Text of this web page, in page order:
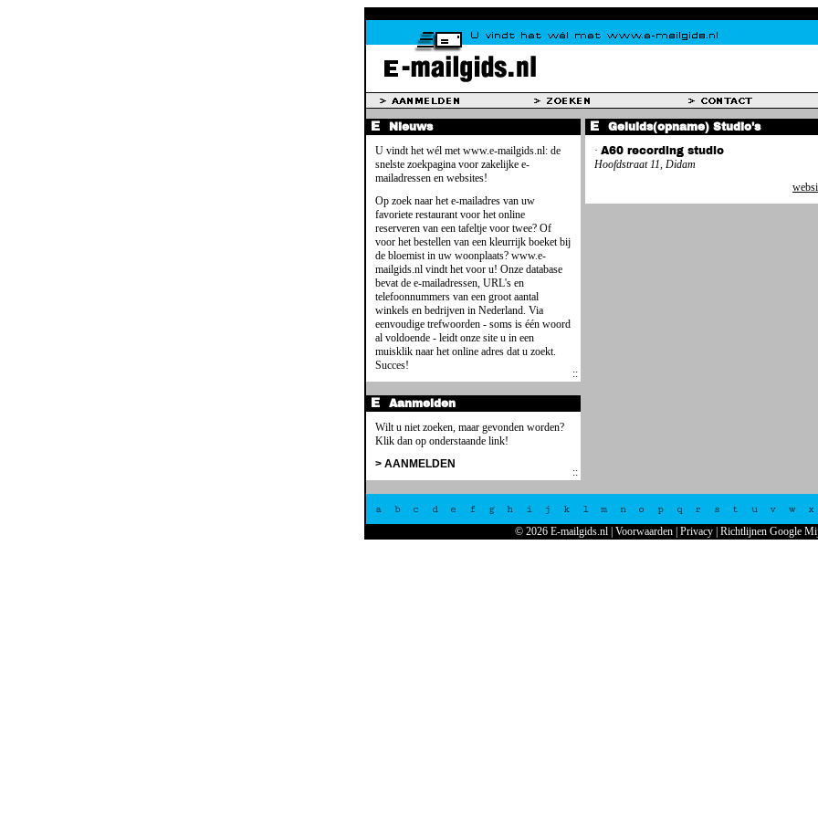
Nieuws
U vindt het wél met www.e-mailgids.nl: de
snelste zoekpagina voor zakelijke e-
mailadressen en websites!
Op zoek naar het e-mailadres van uw
favoriete restaurant voor het online
reserveren van een tafeltje voor twee? Of
voor het bestellen van een kleurrijk boeket bij
de bloemist in uw woonplaats? www.e-
mailgids.nl vindt het voor u! Onze database
bevat de e-mailadressen, URL's en
telefoonnummers van een groot aantal
winkels en bedrijven in Nederland. Via
eenvoudige trefwoorden - soms is één woord
al voldoende - leidt onze site u in een
muisklik naar het online adres dat u zoekt.
Succes!
Aanmelden
Wilt u niet zoeken, maar gevonden worden?
Klik dan op onderstaande link!
> AANMELDEN
Geluids(opname) Studio's
· A60 recording studio
Hoofdstraat 11, Didam
a b c d e f g h i j k l m n o p q r s t u v w x
© 2026 E-mailgids.nl Voorwaarden Privacy Richtlijnen Google